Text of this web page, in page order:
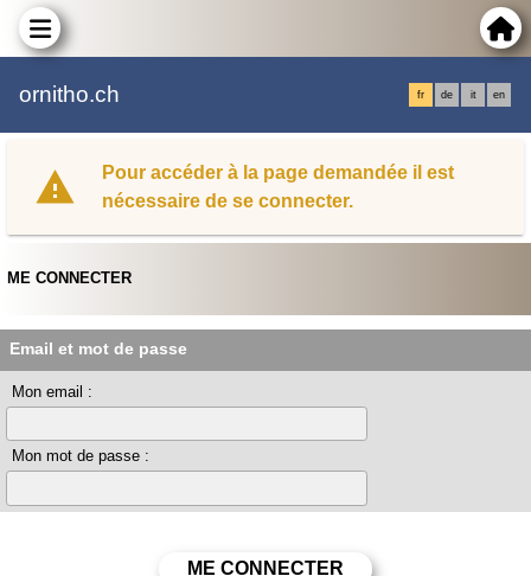
ornitho.ch fr de it en
Pour accéder à la page demandée il est
nécessaire de se connecter.
ME CONNECTER
Email et mot de passe
Mon email :
Mon mot de passe :